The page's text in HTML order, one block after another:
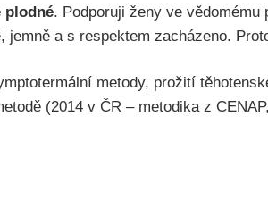
plodné. Podporuji ženy ve
a s respektem zacházeno.
metody, prožití
(2014 v ČR – metodika z